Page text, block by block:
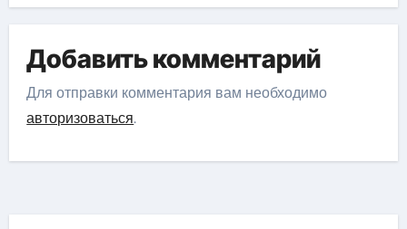
Добавить комментарий
Для отправки комментария вам необходимо
авторизоваться.